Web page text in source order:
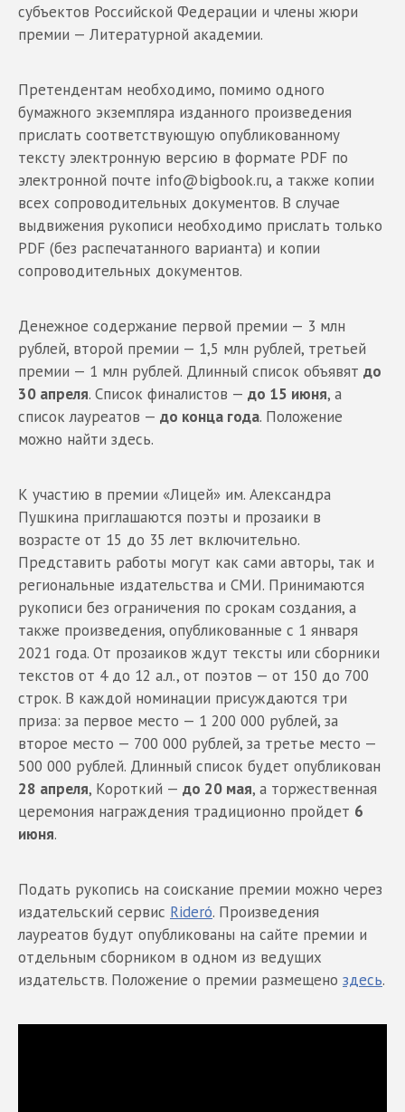
субъектов Российской Федерации и члены жюри
премии — Литературной академии.
Претендентам необходимо, помимо одного
бумажного экземпляра изданного произведения
прислать соответствующую опубликованному
тексту электронную версию в формате PDF по
электронной почте info@bigbook.ru, а также копии
всех сопроводительных документов. В случае
выдвижения рукописи необходимо прислать только
PDF (без распечатанного варианта) и копии
сопроводительных документов.
Денежное содержание первой премии — 3 млн
рублей, второй премии — 1,5 млн рублей, третьей
премии — 1 млн рублей. Длинный список объявят до
30 апреля. Список финалистов — до 15 июня, а
список лауреатов — до конца года. Положение
можно найти здесь.
К участию в премии «Лицей» им. Александра
Пушкина приглашаются поэты и прозаики в
возрасте от 15 до 35 лет включительно.
Представить работы могут как сами авторы, так и
региональные издательства и СМИ. Принимаются
рукописи без ограничения по срокам создания, а
также произведения, опубликованные с 1 января
2021 года. От прозаиков ждут тексты или сборники
текстов от 4 до 12 а.л., от поэтов — от 150 до 700
строк. В каждой номинации присуждаются три
приза: за первое место — 1 200 000 рублей, за
второе место — 700 000 рублей, за третье место —
500 000 рублей. Длинный список будет опубликован
28 апреля, Короткий — до 20 мая, а торжественная
церемония награждения традиционно пройдет 6
июня.
Подать рукопись на соискание премии можно через
издательский сервис Rideró. Произведения
лауреатов будут опубликованы на сайте премии и
отдельным сборником в одном из ведущих
издательств. Положение о премии размещено здесь.